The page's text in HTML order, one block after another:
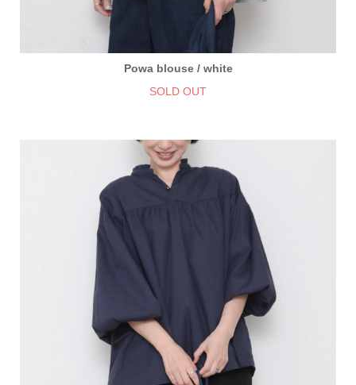
Powa blouse / white
SOLD OUT